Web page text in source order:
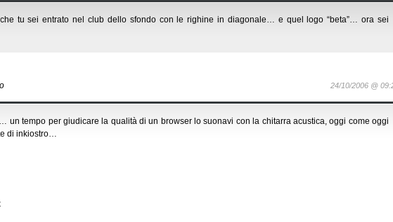
tu sei entrato nel club dello sfondo con le righine in diagonale… e quel logo “beta”… ora sei
24/10/2006 @
un tempo per giudicare la qualità di un browser lo suonavi con la chitarra acustica, oggi come oggi
di inkiostro…